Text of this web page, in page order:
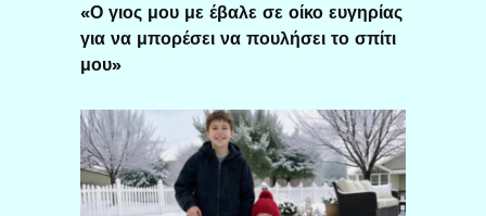
«Ο γιος μου με έβαλε σε οίκο ευγηρίας
για να μπορέσει να πουλήσει το σπίτι
μου»